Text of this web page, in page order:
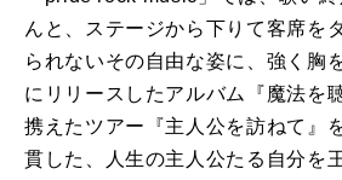
んと、ステージから下りて客席を
られないその自由な姿に、強く胸
にリリースしたアルバム『魔法を
携えたツアー『主人公を訪ねて』
貫した、人生の主人公たる自分を